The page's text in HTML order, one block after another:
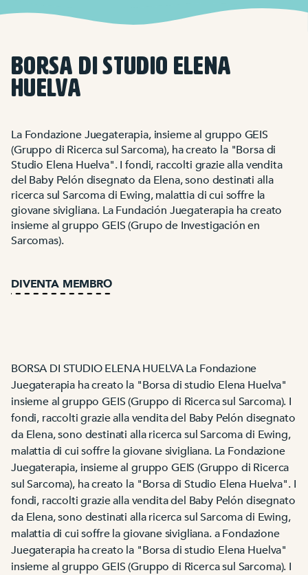
BORSA DI STUDIO ELENA
HUELVA
La Fondazione Juegaterapia, insieme al gruppo GEIS
(Gruppo di Ricerca sul Sarcoma), ha creato la "Borsa di
Studio Elena Huelva". I fondi, raccolti grazie alla vendita
del Baby Pelón disegnato da Elena, sono destinati alla
ricerca sul Sarcoma di Ewing, malattia di cui soffre la
giovane sivigliana. La Fundación Juegaterapia ha creato
insieme al gruppo GEIS (Grupo de Investigación en
Sarcomas).
DIVENTA MEMBRO
BORSA DI STUDIO ELENA HUELVA La Fondazione
Juegaterapia ha creato la "Borsa di studio Elena Huelva"
insieme al gruppo GEIS (Gruppo di Ricerca sul Sarcoma). I
fondi, raccolti grazie alla vendita del Baby Pelón disegnato
da Elena, sono destinati alla ricerca sul Sarcoma di Ewing,
malattia di cui soffre la giovane sivigliana. La Fondazione
Juegaterapia, insieme al gruppo GEIS (Gruppo di Ricerca
sul Sarcoma), ha creato la "Borsa di Studio Elena Huelva". I
fondi, raccolti grazie alla vendita del Baby Pelón disegnato
da Elena, sono destinati alla ricerca sul Sarcoma di Ewing,
malattia di cui soffre la giovane sivigliana. a Fondazione
Juegaterapia ha creato la "Borsa di studio Elena Huelva"
insieme al gruppo GEIS (Gruppo di Ricerca sul Sarcoma). I